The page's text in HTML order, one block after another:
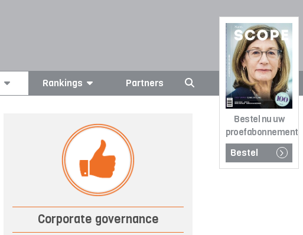
Bestel nu uw
proefabonnement
Bestel
Rankings Partners
Corporate governance